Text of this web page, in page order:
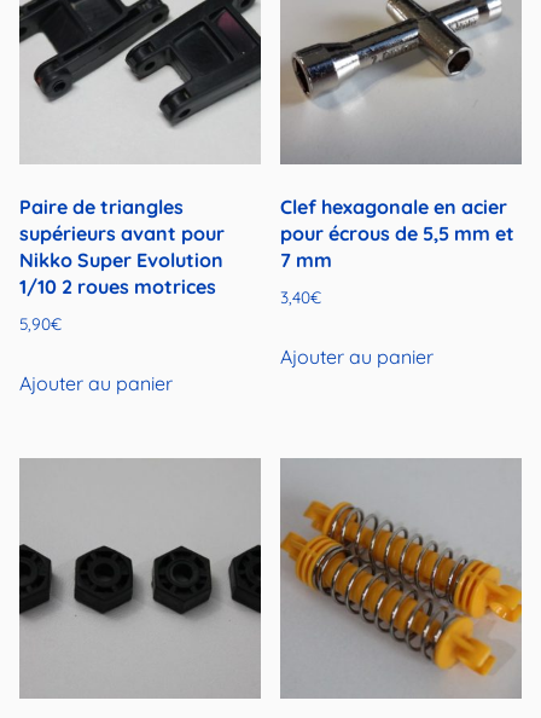
Paire de triangles
supérieurs avant pour
Nikko Super Evolution
1/10 2 roues motrices
5,90€
Ajouter au panier
Clef hexagonale en acier
pour écrous de 5,5 mm et
7 mm
3,40€
Ajouter au panier